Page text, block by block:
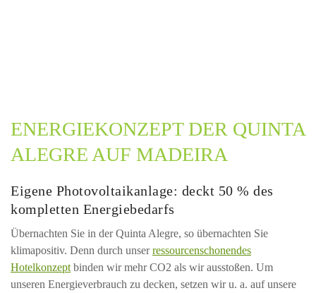
ENERGIEKONZEPT DER QUINTA
ALEGRE AUF MADEIRA
Eigene Photovoltaikanlage: deckt 50 % des
kompletten Energiebedarfs
Übernachten Sie in der Quinta Alegre, so übernachten Sie
klimapositiv. Denn durch unserressourcenschonendes
Hotelkonzept binden wir mehr CO2 als wir ausstoßen. Um
unseren Energieverbrauch zu decken, setzen wir u. a. auf unsere